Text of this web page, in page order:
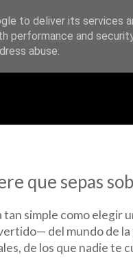
que sepas
tan simple como elegir
del mundo de la
de los que nadie te
to deliver its services
performance and
abuse.